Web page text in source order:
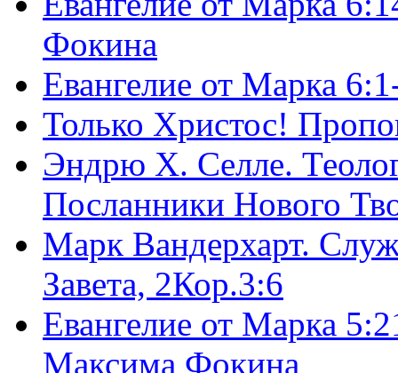
Фокина
Евангелие от Марка
Только Христос!
Эндрю Х. Селле.
Посланники Нового
Марк Вандерхарт.
Завета, 2Кор.3:6
Евангелие от Марка
Максима Фокина